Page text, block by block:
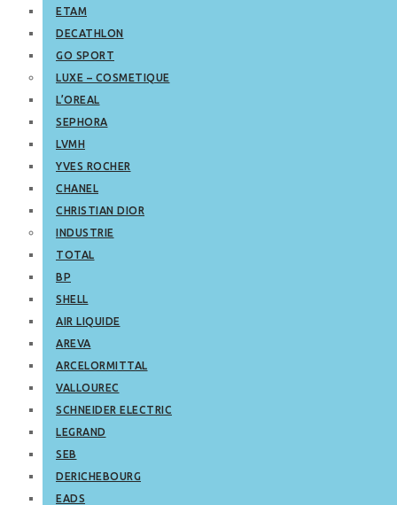
ETAM
DECATHLON
GO SPORT
LUXE – COSMETIQUE
L’OREAL
SEPHORA
LVMH
YVES ROCHER
CHANEL
CHRISTIAN DIOR
INDUSTRIE
TOTAL
BP
SHELL
AIR LIQUIDE
AREVA
ARCELORMITTAL
VALLOUREC
SCHNEIDER ELECTRIC
LEGRAND
SEB
DERICHEBOURG
EADS